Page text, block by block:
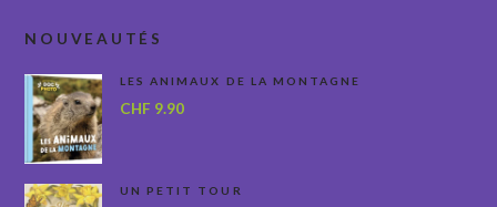
NOUVEAUTÉS
LES ANIMAUX DE LA MONTAGNE
CHF 9.90
UN PETIT TOUR